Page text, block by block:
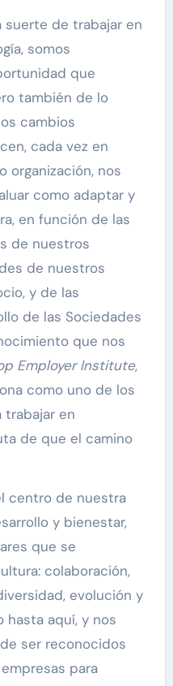
suerte de trabajar en
somos
que
también de lo
cambios
cada vez en
organización, nos
como adaptar y
en función de las
de nuestros
de nuestros
y de las
de las Sociedades
que nos
Employer Institute,
como uno de los
trabajar en
de que el camino
centro de nuestra
y bienestar,
que se
colaboración,
evolución y
hasta aquí, y nos
ser reconocidos
para